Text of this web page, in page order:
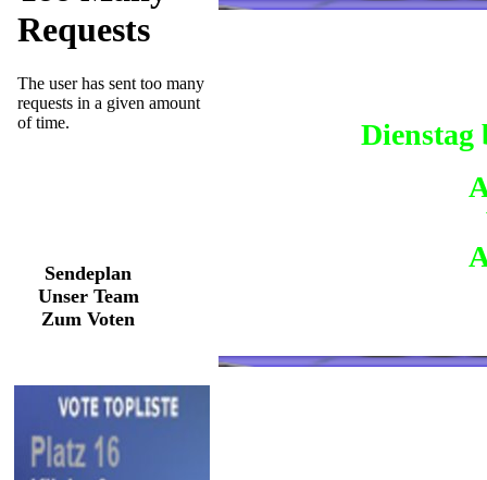
Sendeplan
Unser Team
Zum Voten
Dienstag